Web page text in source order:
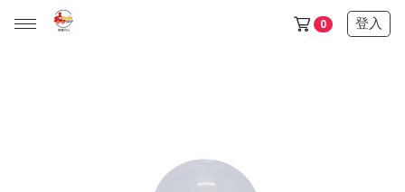
0 登入
金門/杏海 一條根 產品 (單價150元，任選十件1000元)